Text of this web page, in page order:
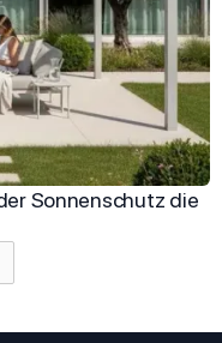
Sonnenschutz die